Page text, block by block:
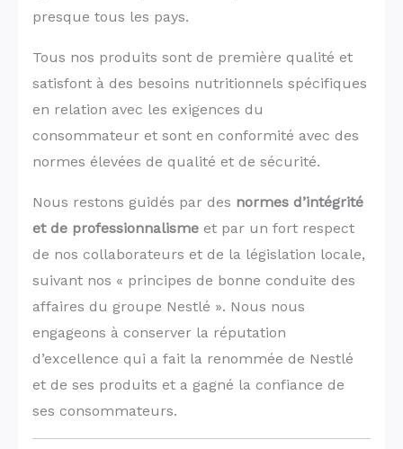
presque tous les pays.
Tous nos produits sont de première qualité et
satisfont à des besoins nutritionnels spécifiques
en relation avec les exigences du
consommateur et sont en conformité avec des
normes élevées de qualité et de sécurité.
Nous restons guidés par des normes d’intégrité
et de professionnalismeet par un fort respect
de nos collaborateurs et de la législation locale,
suivant nos « principes de bonne conduite des
affaires du groupe Nestlé ». Nous nous
engageons à conserver la réputation
d’excellence qui a fait la renommée de Nestlé
et de ses produits et a gagné la confiance de
ses consommateurs.